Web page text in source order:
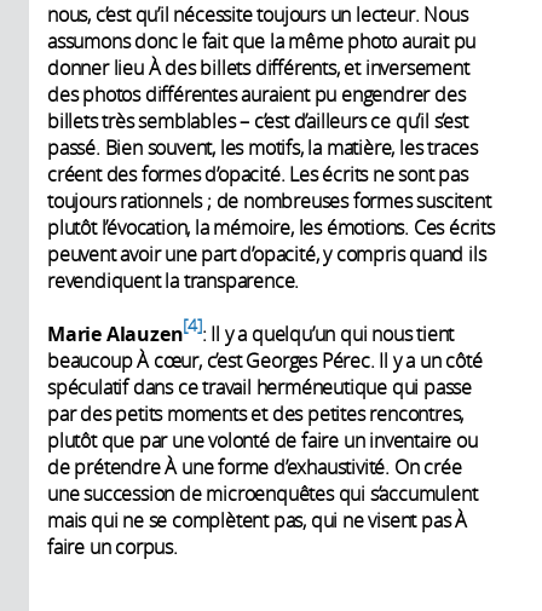
nous, c’est qu’il nécessite toujours un lecteur. Nous
assumons donc le fait que la même photo aurait pu
donner lieu À des billets différents, et inversement
des photos différentes auraient pu engendrer des
billets très semblables – c’est d’ailleurs ce qu’il s’est
passé. Bien souvent, les motifs, la matière, les traces
créent des formes d’opacité. Les écrits ne sont pas
toujours rationnels ; de nombreuses formes suscitent
plutôt l’évocation, la mémoire, les émotions. Ces écrits
peuvent avoir une part d’opacité, y compris quand ils
revendiquent la transparence.
Marie Alauzen 4 : Il y a quelqu’un qui nous tient
beaucoup À cœur, c’est Georges Pérec. Il y a un côté
spéculatif dans ce travail herméneutique qui passe
par des petits moments et des petites rencontres,
plutôt que par une volonté de faire un inventaire ou
de prétendre À une forme d’exhaustivité. On crée
une succession de microenquêtes qui s’accumulent
mais qui ne se complètent pas, qui ne visent pas À
faire un corpus.